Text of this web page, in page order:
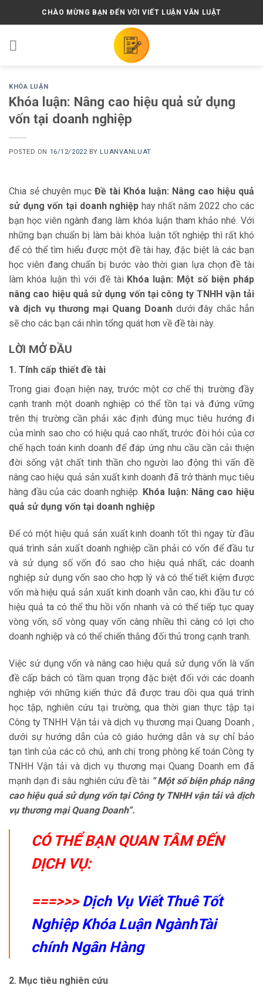
CHÀO MỪNG BẠN ĐẾN VỚI VIẾT LUẬN VĂN LUẬT
KHÓA LUẬN
Khóa luận: Nâng cao hiệu quả sử dụng
vốn tại doanh nghiệp
POSTED ON 16/12/2022 BY LUANVANLUAT
Chia sẻ chuyên mục Đề tài Khóa luận: Nâng cao hiệu quả
sử dụng vốn tại doanh nghiệp hay nhất năm 2022 cho các
bạn học viên ngành đang làm khóa luận tham khảo nhé. Với
những bạn chuẩn bị làm bài khóa luận tốt nghiệp thì rất khó
để có thể tìm hiểu được một đề tài hay, đặc biệt là các bạn
học viên đang chuẩn bị bước vào thời gian lựa chọn đề tài
làm khóa luận thì với đề tài Khóa luận: Một số biện pháp
nâng cao hiệu quả sử dụng vốn tại công ty TNHH vận tải
và dịch vụ thương mại Quang Doanh dưới đây chắc hẳn
sẽ cho các bạn cái nhìn tổng quát hơn về đề tài này.
LỜI MỞ ĐẦU
1. Tính cấp thiết đề tài
Trong giai đoạn hiện nay, trước một cơ chế thị trường đầy
cạnh tranh một doanh nghiệp có thể tồn tại và đứng vững
trên thị trường cần phải xác định đúng mục tiêu hướng đi
của mình sao cho có hiệu quả cao nhất, trước đòi hỏi của cơ
chế hạch toán kinh doanh để đáp ứng nhu cầu cần cải thiện
đời sống vật chất tinh thần cho người lao động thì vấn đề
nâng cao hiệu quả sản xuất kinh doanh đã trở thành mục tiêu
hàng đầu của các doanh nghiệp. Khóa luận: Nâng cao hiệu
quả sử dụng vốn tại doanh nghiệp
Để có một hiệu quả sản xuất kinh doanh tốt thì ngay từ đầu
quá trình sản xuất doanh nghiệp cần phải có vốn để đầu tư
và sử dụng số vốn đó sao cho hiệu quả nhất, các doanh
nghiệp sử dụng vốn sao cho hợp lý và có thể tiết kiệm được
vốn mà hiệu quả sản xuất kinh doanh vẫn cao, khi đầu tư có
hiệu quả ta có thể thu hồi vốn nhanh và có thể tiếp tục quay
vòng vốn, số vòng quay vốn càng nhiều thì càng có lợi cho
doanh nghiệp và có thể chiến thắng đối thủ trong cạnh tranh.
Việc sử dụng vốn và nâng cao hiệu quả sử dụng vốn là vấn
đề cấp bách có tầm quan trọng đặc biệt đối với các doanh
nghiệp với những kiến thức đã được trau dồi qua quá trình
học tập, nghiên cứu tại trường, qua thời gian thực tập tại
Công ty TNHH Vận tải và dịch vụ thương mại Quang Doanh ,
dưới sự hướng dẫn của cô giáo hướng dẫn và sự chỉ bảo
tạn tình của các cô chú, anh chị trong phòng kế toán Công ty
TNHH Vận tải và dịch vụ thương mại Quang Doanh em đã
mạnh dạn đi sâu nghiên cứu đề tài “ Một số biện pháp nâng
cao hiệu quả sử dụng vốn tại Công ty TNHH vận tải và dịch
vụ thương mại Quang Doanh”.
CÓ THỂ BẠN QUAN TÂM ĐẾN
DỊCH VỤ:
===>>>Dịch Vụ Viết Thuê Tốt
Nghiệp Khóa Luận NgànhTài
chính Ngân Hàng
2. Mục tiêu nghiên cứu